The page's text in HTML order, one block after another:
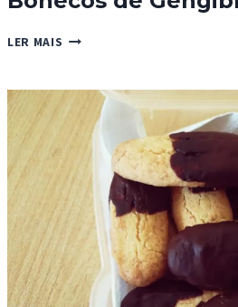
LER MAIS BONECOS